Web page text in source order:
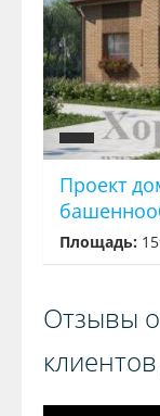
Проект
Площадь:
Отзывы